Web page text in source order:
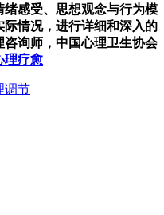
感受、思想观念与行为模
情况，进行详细和深入的
询师，中国心理卫生协会
理疗愈
调节